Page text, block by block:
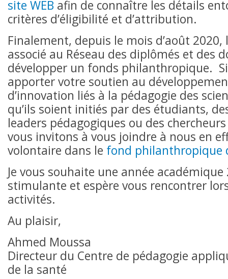
site WEB afin de connaître les détails
critères d’éligibilité et d’attribution.
Finalement, depuis le mois d’août 2020,
associé au Réseau des diplômés et des
développer un fonds philanthropique.
apporter votre soutien au
d’innovation liés à la pédagogie des
qu’ils soient initiés par des étudiants,
leaders pédagogiques ou des chercheurs
vous invitons à vous joindre à nous en
volontaire dans le fond philanthropique
Je vous souhaite une année académique
stimulante et espère vous rencontrer
activités.
Au plaisir,
Ahmed Moussa
Directeur du Centre de pédagogie
de la santé